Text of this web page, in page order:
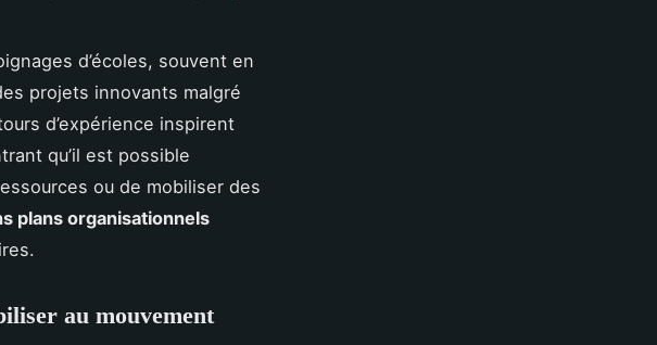
d’écoles, souvent en
projets innovants malgré
d’expérience inspirent
qu’il est possible
ou de mobiliser des
plans organisationnels
au mouvement